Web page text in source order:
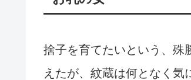
捨子を育てたいという、殊
えたが、紋蔵は何となく